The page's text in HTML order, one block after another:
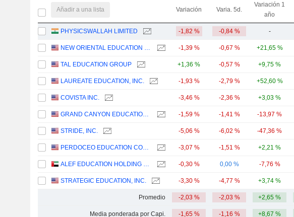
Añadir a una lista Variación Varia. 5d.
Variación 1
año
PHYSICSWALLAH LIMITED -1,82 % -0,84 % -
NEW ORIENTAL EDUCATION & TECHNOLOGY GROUP INC. -1,39 % -0,67 % +21,65 %
TAL EDUCATION GROUP +1,36 % -0,57 % +9,75 %
LAUREATE EDUCATION, INC. -1,93 % -2,79 % +52,60 %
COVISTA INC. -3,46 % -2,36 % +3,03 %
GRAND CANYON EDUCATION, INC. -1,59 % -1,41 % -13,97 %
STRIDE, INC. -5,06 % -6,02 % -47,36 %
PERDOCEO EDUCATION CORPORATION -3,07 % -1,51 % +2,21 %
ALEF EDUCATION HOLDING PLC -0,30 % 0,00 % -7,76 %
STRATEGIC EDUCATION, INC. -3,30 % -4,77 % +3,74 %
Promedio -2,03 % -2,03 % +2,65 %
Media ponderada por Capi. -1,65 % -1,16 % +8,67 %